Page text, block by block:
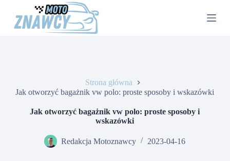
Strona główna
Jak otworzyć bagażnik vw polo: proste sposoby i wskazówki
Jak otworzyć bagażnik vw polo: proste sposoby i
wskazówki
Redakcja Motoznawcy 2023-04-16